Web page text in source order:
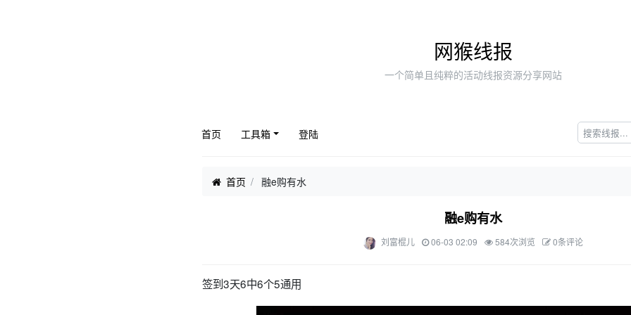
网猴线报
一个简单且纯粹的活动线报资源分享网站
首页 工具箱 登陆
首页 融e购有水
融e购有水
刘富棍儿 06-03 02:09 584次浏览 0条评论
签到3天6中6个5通用